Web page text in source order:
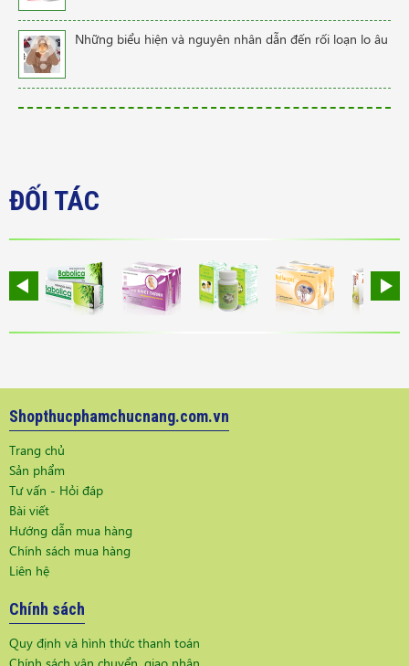
Những biểu hiện và nguyên nhân dẫn đến rối loạn lo âu
ĐỐI TÁC
Shopthucphamchucnang.com.vn
Trang chủ
Sản phẩm
Tư vấn - Hỏi đáp
Bài viết
Hướng dẫn mua hàng
Chính sách mua hàng
Liên hệ
Chính sách
Quy định và hình thức thanh toán